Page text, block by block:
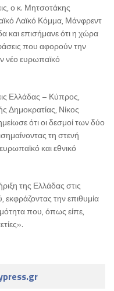
ο κ. Μητσοτάκης
Λαϊκό Κόμμα, Μάνφρεντ
και επισήμανε ότι η χώρα
που αφορούν την
νέο ευρωπαϊκό
Ελλάδας – Κύπρος,
Δημοκρατίας, Νίκος
ότι οι δεσμοί των δύο
τη στενή
και εθνικό
της Ελλάδας στις
την επιθυμία
που, όπως είπε,